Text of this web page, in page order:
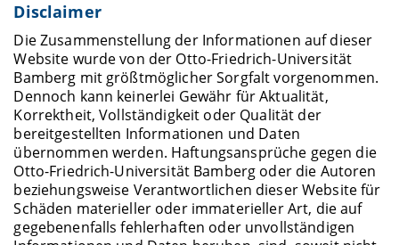
Disclaimer
Die Zusammenstellung der Informationen auf dieser
Website wurde von der Otto-Friedrich-Universität
Bamberg mit größtmöglicher Sorgfalt vorgenommen.
Dennoch kann keinerlei Gewähr für Aktualität,
Korrektheit, Vollständigkeit oder Qualität der
bereitgestellten Informationen und Daten
übernommen werden. Haftungsansprüche gegen die
Otto-Friedrich-Universität Bamberg oder die Autoren
beziehungsweise Verantwortlichen dieser Website für
Schäden materieller oder immaterieller Art, die auf
gegebenenfalls fehlerhaften oder unvollständigen